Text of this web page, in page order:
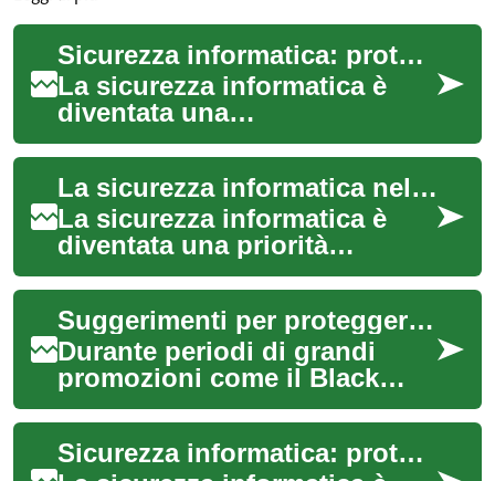
Sicurezza informatica: protezione dei dati nell'era digitale
La sicurezza informatica è
diventata una
preoccupazione cruciale
nell'era digitale in cui
viviamo. Con l'aumento dell...
La sicurezza informatica nell'era digitale
La sicurezza informatica è
diventata una priorità
fondamentale nell'era digitale
in cui viviamo. Con l'aumento
della ...
Suggerimenti per proteggere i dati personali quando si acquista online
Durante periodi di grandi
promozioni come il Black
Friday le transazioni e il
traffico sui siti di ecommerce
aumentan...
Sicurezza informatica: proteggere la privacy online